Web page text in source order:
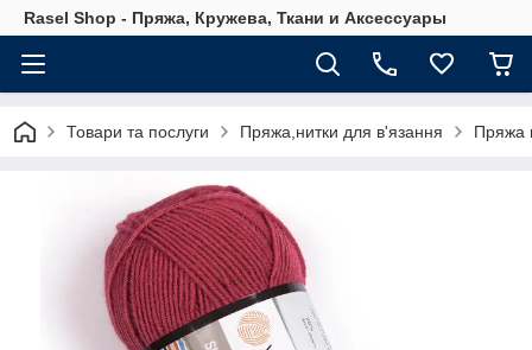
Rasel Shop - Пряжа, Кружева, Ткани и Аксессуары
Товари та послуги Пряжа,нитки для в'язання Пряжа